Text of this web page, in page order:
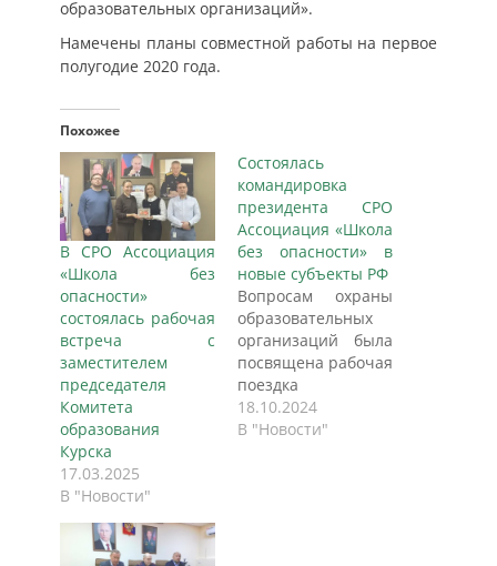
образовательных организаций».
Намечены планы совместной работы на первое
полугодие 2020 года.
Похожее
В СРО Ассоциация
«Школа без
опасности»
состоялась рабочая
встреча с
заместителем
председателя
Комитета
образования
Курска
17.03.2025
В "Новости"
Состоялась
командировка
президента СРО
Ассоциация «Школа
без опасности» в
новые субъекты РФ
Вопросам охраны
образовательных
организаций была
посвящена рабочая
поездка
президента СРО
Ассоциация «Школа
18.10.2024
В "Новости"